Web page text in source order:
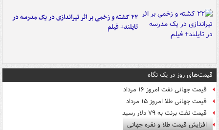
۲۲ کشته و زخمی بر اثر تیراندازی در یک مدرسه در
تایلند+ فیلم
قیمت‌های روز در یک نگاه
قیمت جهانی نفت امروز ۱۶ مرداد
قیمت جهانی طلا امروز ۱۵ مرداد
قیمت نفت برنت به ۷۹ دلار رسید
افزایش قیمت طلا و نقره جهانی